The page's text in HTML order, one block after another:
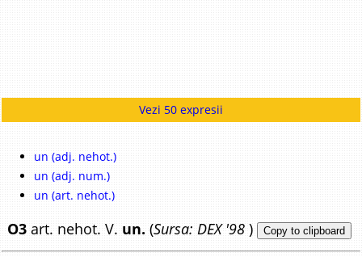
Vezi 50 expresii
un (adj. nehot.)
un (adj. num.)
un (art. nehot.)
O3 art. nehot. V. un. (Sursa: DEX '98 ) Copy to clipboard